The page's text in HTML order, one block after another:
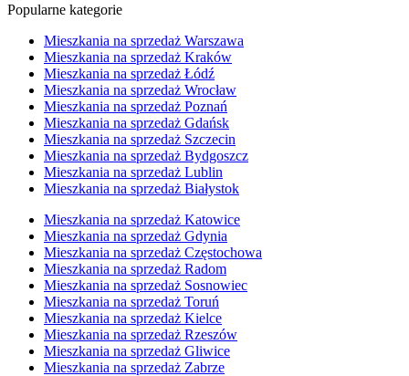
Popularne kategorie
Mieszkania na sprzedaż Warszawa
Mieszkania na sprzedaż Kraków
Mieszkania na sprzedaż Łódź
Mieszkania na sprzedaż Wrocław
Mieszkania na sprzedaż Poznań
Mieszkania na sprzedaż Gdańsk
Mieszkania na sprzedaż Szczecin
Mieszkania na sprzedaż Bydgoszcz
Mieszkania na sprzedaż Lublin
Mieszkania na sprzedaż Białystok
Mieszkania na sprzedaż Katowice
Mieszkania na sprzedaż Gdynia
Mieszkania na sprzedaż Częstochowa
Mieszkania na sprzedaż Radom
Mieszkania na sprzedaż Sosnowiec
Mieszkania na sprzedaż Toruń
Mieszkania na sprzedaż Kielce
Mieszkania na sprzedaż Rzeszów
Mieszkania na sprzedaż Gliwice
Mieszkania na sprzedaż Zabrze